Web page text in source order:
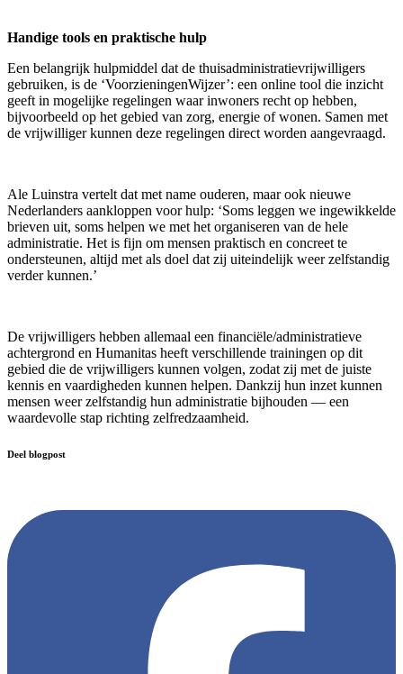
Handige tools en praktische hulp
Een belangrijk hulpmiddel dat de thuisadministratievrijwilligers
gebruiken, is de ‘VoorzieningenWijzer’: een online tool die inzicht
geeft in mogelijke regelingen waar inwoners recht op hebben,
bijvoorbeeld op het gebied van zorg, energie of wonen. Samen met
de vrijwilliger kunnen deze regelingen direct worden aangevraagd.
Ale Luinstra vertelt dat met name ouderen, maar ook nieuwe
Nederlanders aankloppen voor hulp: ‘Soms leggen we ingewikkelde
brieven uit, soms helpen we met het organiseren van de hele
administratie. Het is fijn om mensen praktisch en concreet te
ondersteunen, altijd met als doel dat zij uiteindelijk weer zelfstandig
verder kunnen.’
De vrijwilligers hebben allemaal een financiële/administratieve
achtergrond en Humanitas heeft verschillende trainingen op dit
gebied die de vrijwilligers kunnen volgen, zodat zij met de juiste
kennis en vaardigheden kunnen helpen. Dankzij hun inzet kunnen
mensen weer zelfstandig hun administratie bijhouden — een
waardevolle stap richting zelfredzaamheid.
Deel blogpost